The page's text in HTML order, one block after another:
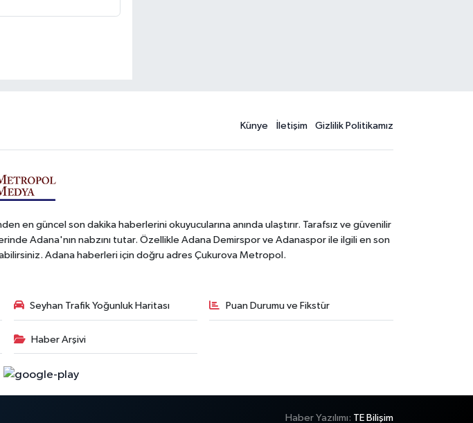
Künye İletişim Gizlilik Politikamız
en güncel son dakika haberlerini okuyucularına anında ulaştırır. Tarafsız ve güvenilir
Adana'nın nabzını tutar. Özellikle Adana Demirspor ve Adanaspor ile ilgili en son
Adana haberleri için doğru adres Çukurova Metropol.
Seyhan Trafik Yoğunluk Haritası Puan Durumu ve Fikstür
Haber Arşivi
Haber Yazılımı: TE Bilişim